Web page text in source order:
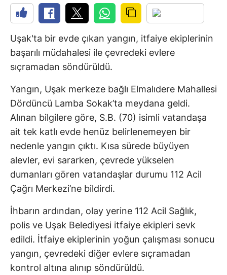
Uşak'ta bir evde çıkan yangın, itfaiye ekiplerinin
başarılı müdahalesi ile çevredeki evlere
sıçramadan söndürüldü.
Yangın, Uşak merkeze bağlı Elmalıdere Mahallesi
Dördüncü Lamba Sokak’ta meydana geldi.
Alınan bilgilere göre, S.B. (70) isimli vatandaşa
ait tek katlı evde henüz belirlenemeyen bir
nedenle yangın çıktı. Kısa sürede büyüyen
alevler, evi sararken, çevrede yükselen
dumanları gören vatandaşlar durumu 112 Acil
Çağrı Merkezi’ne bildirdi.
İhbarın ardından, olay yerine 112 Acil Sağlık,
polis ve Uşak Belediyesi itfaiye ekipleri sevk
edildi. İtfaiye ekiplerinin yoğun çalışması sonucu
yangın, çevredeki diğer evlere sıçramadan
kontrol altına alınıp söndürüldü.